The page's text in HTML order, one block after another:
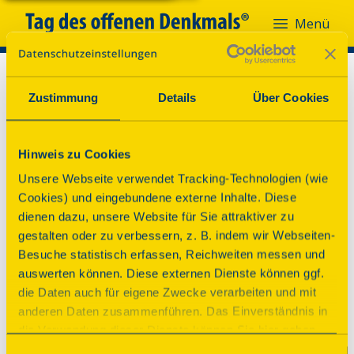
Zustimmung Details Über Cookies
Hinweis zu Cookies
Unsere Webseite verwendet Tracking-Technologien (wie
Cookies) und eingebundene externe Inhalte. Diese
dienen dazu, unsere Website für Sie attraktiver zu
gestalten oder zu verbessern, z. B. indem wir Webseiten-
Besuche statistisch erfassen, Reichweiten messen und
auswerten können. Diese externen Dienste können ggf.
die Daten auch für eigene Zwecke verarbeiten und mit
anderen Daten zusammenführen. Das Einverständnis in
die Verwendung dieser Dienste können Sie hier geben.
Menü